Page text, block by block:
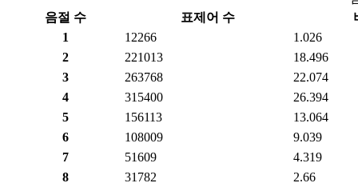
음절 수
표제어 수
1
12266
1.026
2
221013
18.496
3
263768
22.074
4
315400
26.394
5
156113
13.064
6
108009
9.039
7
51609
4.319
8
31782
2.66